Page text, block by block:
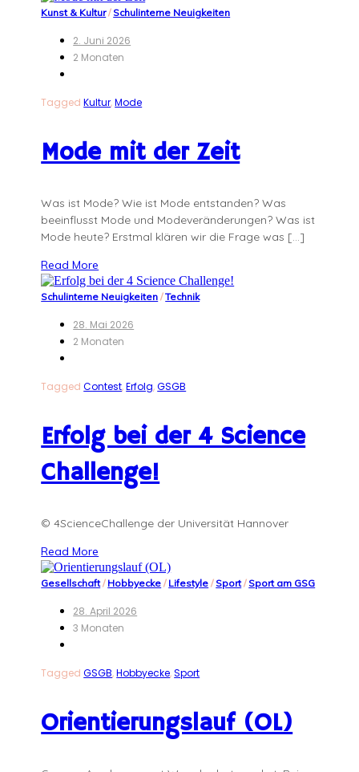
Kunst & Kultur/ Schulinterne Neuigkeiten
2. Juni 2026
2 Monaten
TaggedKultur,Mode
Mode mit der Zeit
Was ist Mode? Wie ist Mode entstanden? Was
beeinflusst Mode und Modeveränderungen? Was ist
Mode heute? Erstmal klären wir die Frage was […]
Read More
Schulinterne Neuigkeiten /Technik
28. Mai 2026
2 Monaten
TaggedContest,Erfolg,GSGB
Erfolg bei der 4 Science
Challenge!
© 4ScienceChallenge der Universität Hannover
Read More
Gesellschaft/ Hobbyecke / Lifestyle / Sport/ Sport am GSG
28. April 2026
3 Monaten
TaggedGSGB,Hobbyecke,Sport
Orientierungslauf (OL)